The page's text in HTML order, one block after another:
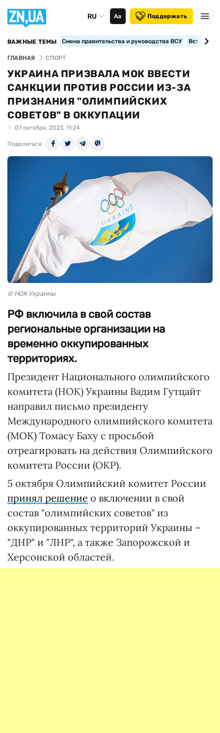
RU Аа Поддержать
ВАЖНЫЕ ТЕМЫ Смена правительства и руководства ВСУ
ГЛАВНАЯ СПОРТ
УКРАИНА ПРИЗВАЛА МОК ВВЕСТИ
САНКЦИИ ПРОТИВ РОССИИ ИЗ-ЗА
ПРИЗНАНИЯ "ОЛИМПИЙСКИХ
СОВЕТОВ" В ОККУПАЦИИ
07 октября, 2023, 11:24
Поделиться
© НОК Украины
РФ включила в свой состав
региональные организации на
временно оккупированных
территориях.
Президент Национального олимпийского
комитета (НОК) Украины Вадим Гутцайт
направил письмо президенту
Международного олимпийского комитета
(МОК) Томасу Баху с просьбой
отреагировать на действия Олимпийского
комитета России (ОКР).
5 октября Олимпийский комитет России
принял решение о включении в свой
состав "олимпийских советов" из
оккупированных территорий Украины –
"ДНР" и "ЛНР", а также Запорожской и
Херсонской областей.